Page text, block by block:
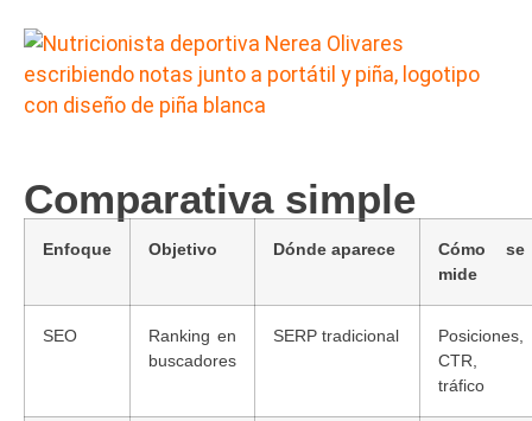
Comparativa simple
Enfoque Objetivo Dónde aparece
Cómo se
mide
SEO
Ranking en
buscadores
SERP tradicional
Posiciones,
CTR,
tráfico